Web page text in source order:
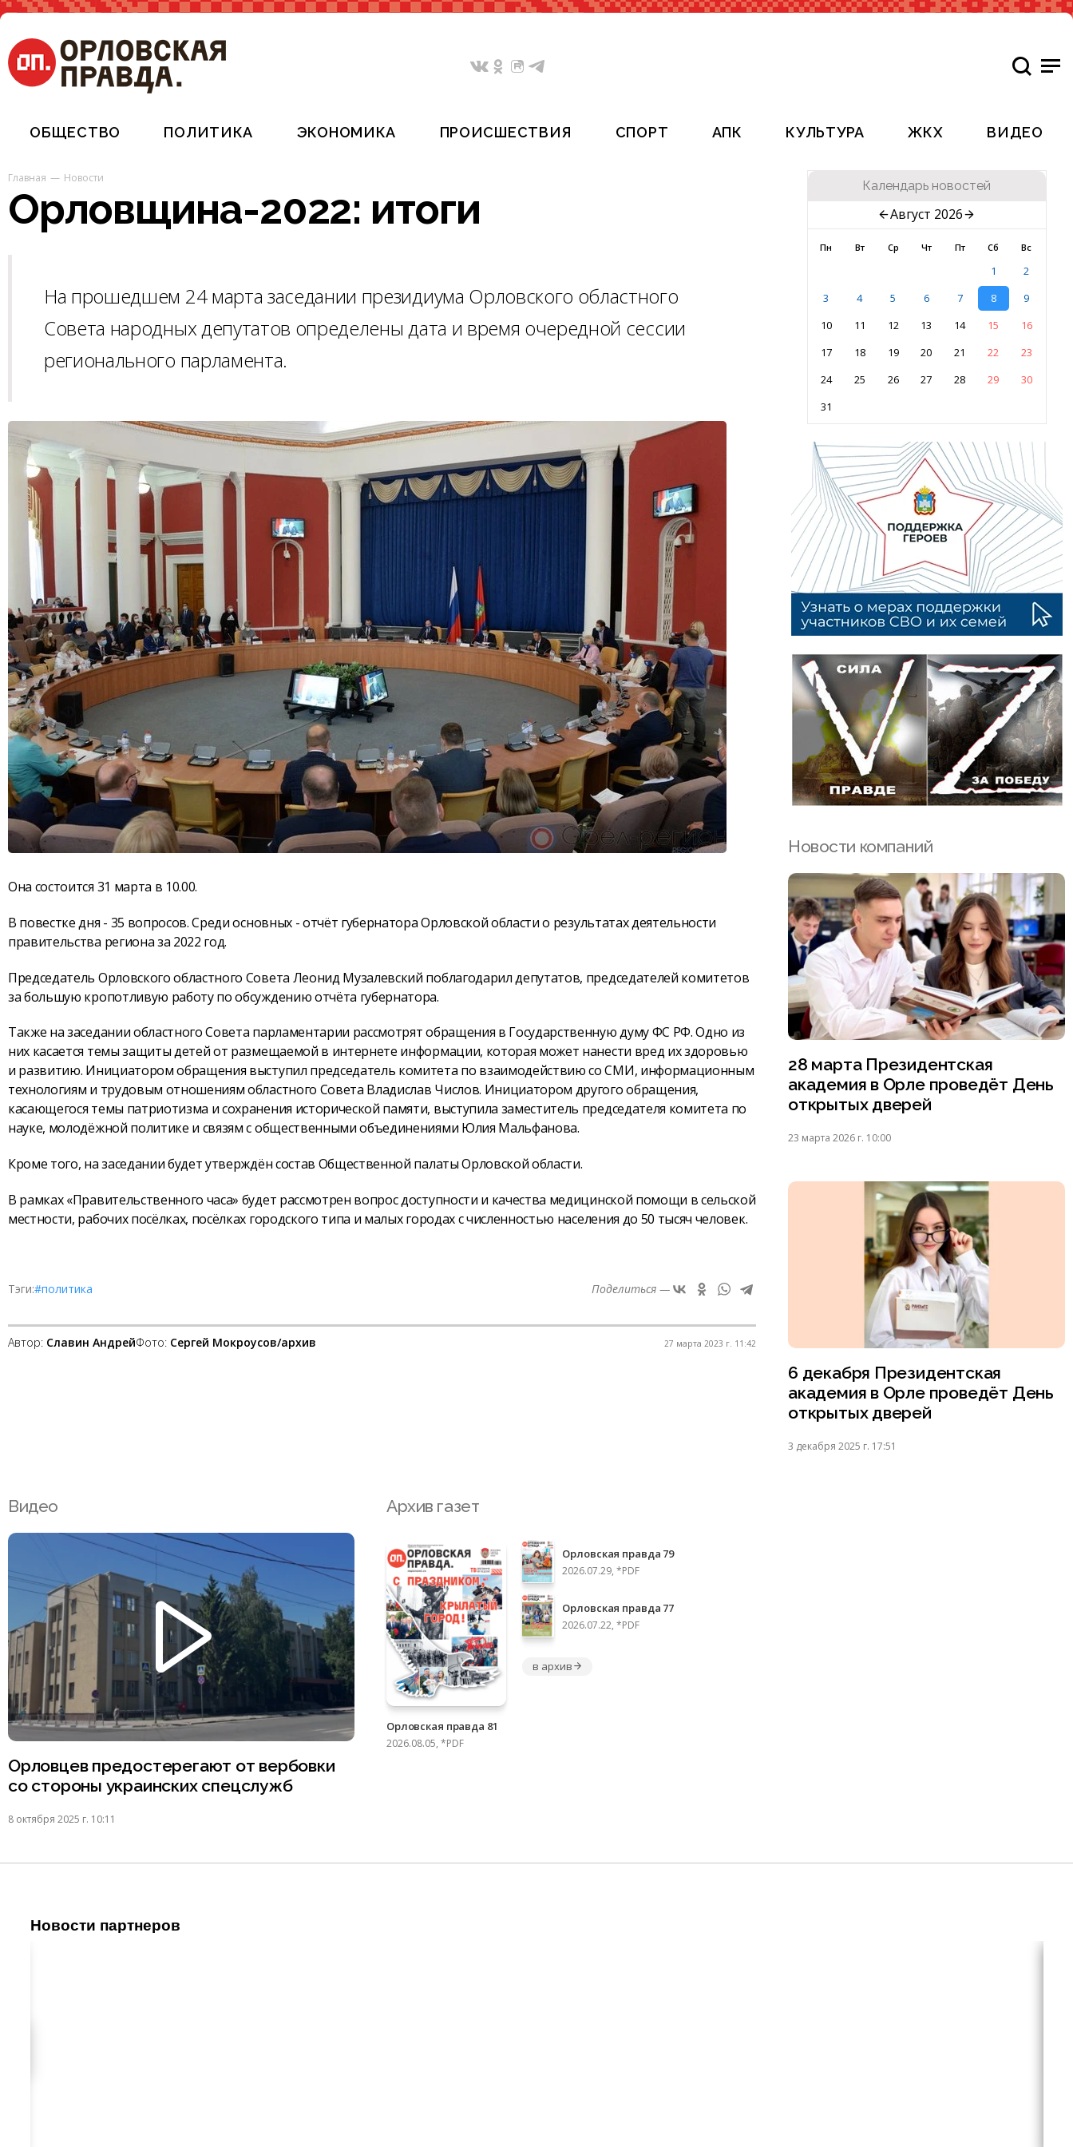
ОБЩЕСТВО ПОЛИТИКА ЭКОНОМИКА ПРОИСШЕСТВИЯ СПОРТ АПК КУЛЬТУРА ЖКХ ВИДЕО
Главная Новости
Орловщина-2022: итоги
На прошедшем 24 марта заседании президиума Орловского областного
Совета народных депутатов определены дата и время очередной сессии
регионального парламента.
Она состоится 31 марта в 10.00.
В повестке дня - 35 вопросов. Среди основных - отчёт губернатора Орловской области о результатах деятельности
правительства региона за 2022 год.
Председатель Орловского областного Совета Леонид Музалевский поблагодарил депутатов, председателей комитетов
за большую кропотливую работу по обсуждению отчёта губернатора.
Также на заседании областного Совета парламентарии рассмотрят обращения в Государственную думу ФС РФ. Одно из
них касается темы защиты детей от размещаемой в интернете информации, которая может нанести вред их здоровью
и развитию. Инициатором обращения выступил председатель комитета по взаимодействию со СМИ, информационным
технологиям и трудовым отношениям областного Совета Владислав Числов. Инициатором другого обращения,
касающегося темы патриотизма и сохранения исторической памяти, выступила заместитель председателя комитета по
науке, молодёжной политике и связям с общественными объединениями Юлия Мальфанова.
Кроме того, на заседании будет утверждён состав Общественной палаты Орловской области.
В рамках «Правительственного часа» будет рассмотрен вопрос доступности и качества медицинской помощи в сельской
местности, рабочих посёлках, посёлках городского типа и малых городах с численностью населения до 50 тысяч человек.
Тэги:#политика Поделиться —
Автор: Славин АндрейФото: Сергей Мокроусов/архив 27 марта 2023 г. 11:42
Календарь новостей
Август 2026
Пн Вт Ср Чт Пт Сб Вс
1
2
3
4 5 6 7 8
9
10
11 12 13 14 15
16
17
18 19 20 21 22
23
24
25 26 27 28 29
30
31
Новости компаний
28 марта Президентская
академия в Орле проведёт День
открытых дверей
23 марта 2026 г. 10:00
6 декабря Президентская
академия в Орле проведёт День
открытых дверей
3 декабря 2025 г. 17:51
Видео
Орловцев предостерегают от вербовки
со стороны украинских спецслужб
8 октября 2025 г. 10:11
Архив газет
Орловская правда 81
2026.08.05, *PDF
Орловская правда 79
2026.07.29, *PDF
Орловская правда 77
2026.07.22, *PDF
в архив
Новости партнеров